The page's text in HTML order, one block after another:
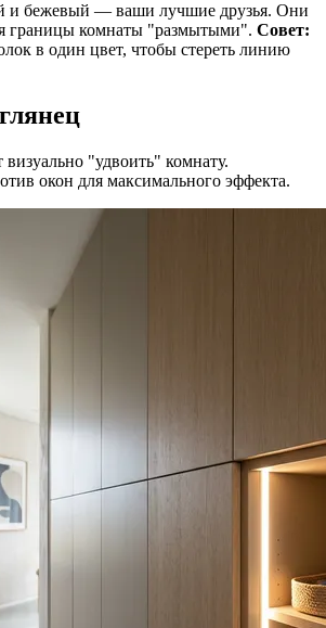
и бежевый — ваши лучшие друзья. Они
границы комнаты "размытыми". Совет:
в один цвет, чтобы стереть линию
"удвоить" комнату.
окон для максимального эффекта.